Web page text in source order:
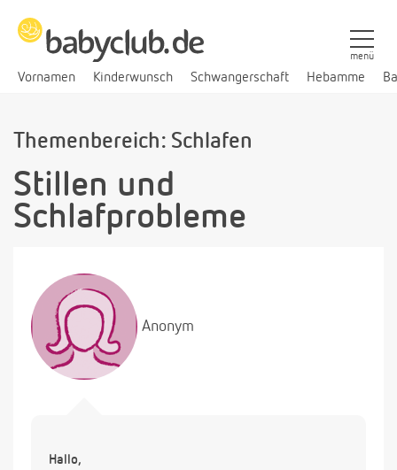
Vornamen Kinderwunsch Schwangerschaft Hebamme
menü
Themenbereich: Schlafen
Stillen und
Schlafprobleme
Anonym
Hallo,